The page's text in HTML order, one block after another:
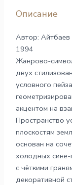
Описание
Автор:
1994
Жанрово-
двух
условного
акцентом на
Пространство
плоскостям
основан на
холодных
с чёткими
декоративной